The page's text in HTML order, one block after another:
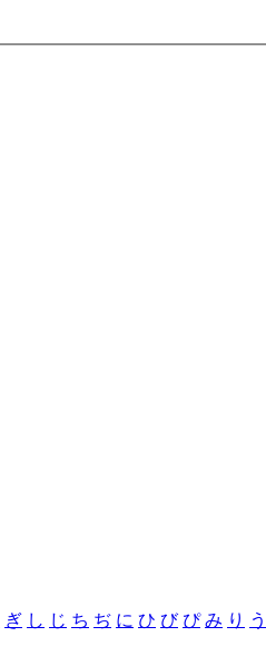
ぎ し じ ち ぢ に ひ び ぴ み り う